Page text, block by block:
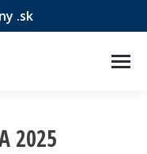
.sk
2025